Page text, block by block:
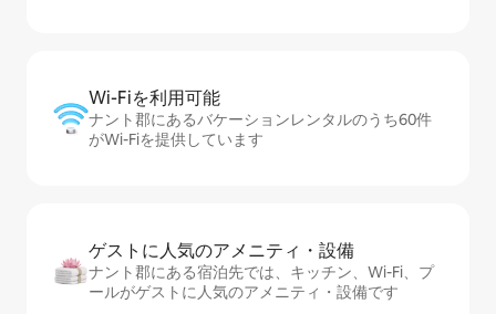
Wi-Fiを利⁠用⁠可⁠能
ナント郡にあるバケーションレンタルのうち60件
がWi-Fiを提供しています
ゲストに人⁠気⁠のア⁠メ⁠ニ⁠テ⁠ィ・設⁠備
ナント郡にある宿泊先では、キッチン、Wi-Fi、プ
ールがゲストに人気のアメニティ・設備です